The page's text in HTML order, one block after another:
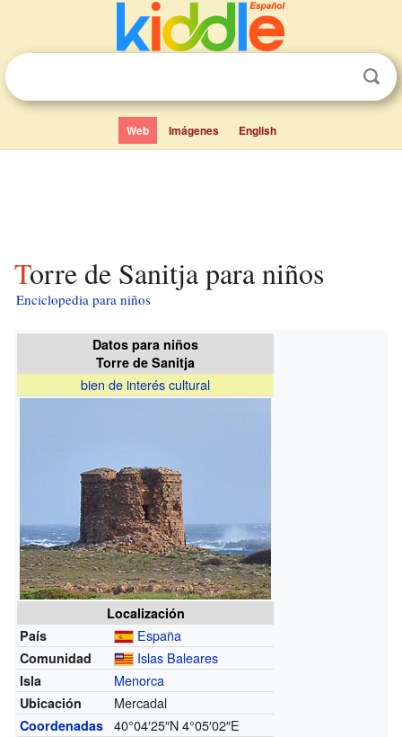
Web Imágenes English
Torre de Sanitja para niños
Enciclopedia para niños
Datos para niños
Torre de Sanitja
bien de interés cultural
Localización
País
España
Comunidad Islas Baleares
Isla Menorca
Ubicación Mercadal
Coordenadas 40°04′25″N4°05′02″E